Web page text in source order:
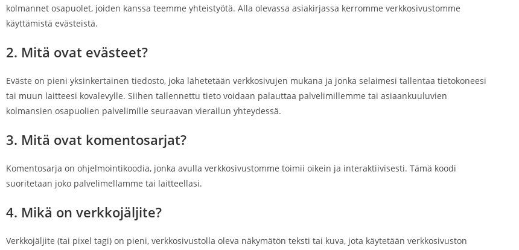
kolmannet osapuolet, joiden kanssa teemme yhteistyötä. Alla olevassa asiakirjassa kerromme verkkosivustomme
käyttämistä evästeistä.
2. Mitä ovat evästeet?
Eväste on pieni yksinkertainen tiedosto, joka lähetetään verkkosivujen mukana ja jonka selaimesi tallentaa tietokoneesi
tai muun laitteesi kovalevylle. Siihen tallennettu tieto voidaan palauttaa palvelimillemme tai asiaankuuluvien
kolmansien osapuolien palvelimille seuraavan vierailun yhteydessä.
3. Mitä ovat komentosarjat?
Komentosarja on ohjelmointikoodia, jonka avulla verkkosivustomme toimii oikein ja interaktiivisesti. Tämä koodi
suoritetaan joko palvelimellamme tai laitteellasi.
4. Mikä on verkkojäljite?
Verkkojäljite (tai pixel tagi) on pieni, verkkosivustolla oleva näkymätön teksti tai kuva, jota käytetään verkkosivuston